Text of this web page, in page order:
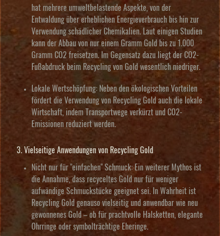
hat mehrere umweltbelastende Aspekte, von der
Entwaldung über erheblichen Energieverbrauch bis hin zur
Verwendung schädlicher Chemikalien. Laut einigen Studien
kann der Abbau von nur einem Gramm Gold bis zu 1.000
Gramm CO2 freisetzen. Im Gegensatz dazu liegt der CO2-
Fußabdruck beim Recycling von Gold wesentlich niedriger.
Lokale Wertschöpfung: Neben den ökologischen Vorteilen
fördert die Verwendung von Recycling Gold auch die lokale
Wirtschaft, indem Transportwege verkürzt und CO2-
Emissionen reduziert werden.
3. Vielseitige Anwendungen von Recycling Gold
Nicht nur für "einfachen" Schmuck:Ein weiterer Mythos ist
die Annahme, dass recyceltes Gold nur für weniger
aufwändige Schmuckstücke geeignet sei. In Wahrheit ist
Recycling Gold genauso vielseitig und anwendbar wie neu
gewonnenes Gold – ob für prachtvolle Halsketten, elegante
Ohrringe oder symbolträchtige Eheringe.